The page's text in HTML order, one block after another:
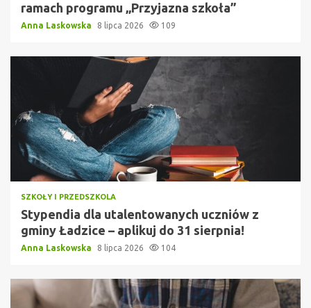
ramach programu „Przyjazna szkoła”
Anna Laskowska 8 lipca 2026 109
SZKOŁY I PRZEDSZKOLA
Stypendia dla utalentowanych uczniów z
gminy Ładzice – aplikuj do 31 sierpnia!
Anna Laskowska 8 lipca 2026 104